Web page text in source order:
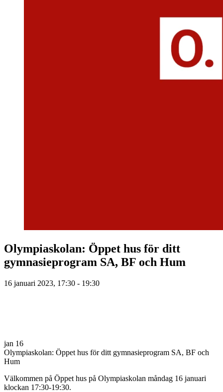
Olympiaskolan: Öppet hus för ditt
gymnasieprogram SA, BF och Hum
16 januari 2023, 17:30 - 19:30
jan 16
Olympiaskolan: Öppet hus för ditt gymnasieprogram SA, BF och
Hum
Välkommen på Öppet hus på Olympiaskolan måndag 16 januari
klockan 17:30-19:30.